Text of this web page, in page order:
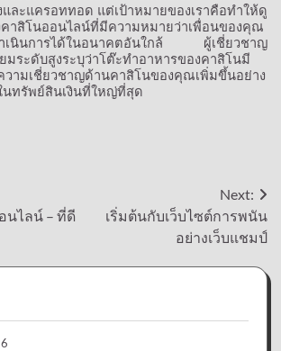
และแครอททอด แต่เป้าหมายของเราคือทำให้ดู
คาสิโนออนไลน์ที่มีความหมายว่าเพื่อนของคุณ
เนินการได้ในอนาคตอันใกล้
ผู้เชี่ยวชาญ
ระดับสูงระบุว่าโต๊ะทำอาหารของคาสิโนมี
วามเชี่ยวชาญด้านคาสิโนของคุณเพิ่มขึ้นอย่าง
นทรัพย์สินเงินที่ใหญ่ที่สุด
นไลน์ – ที่ดี
Next:
เริ่มต้นกับเว็บไซต์การพนัน
อย่างเว็บแชมป์